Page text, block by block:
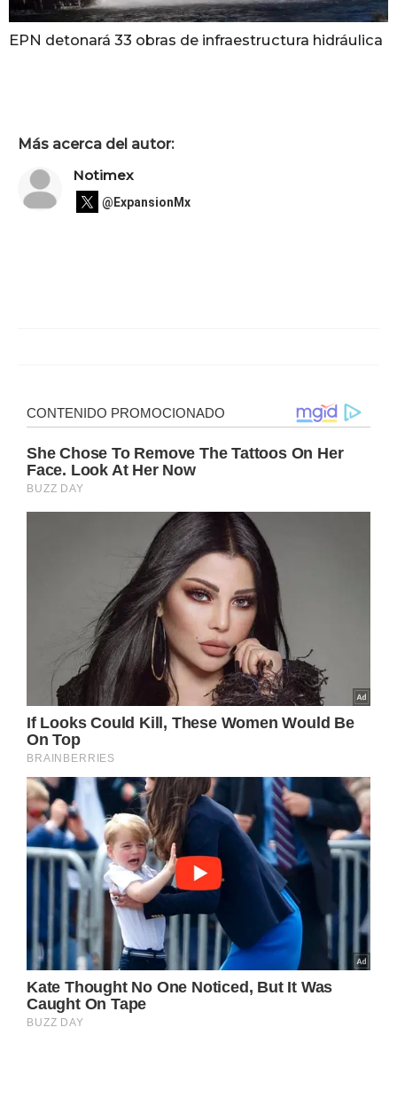
EPN detonará 33 obras de infraestructura hidráulica
Más acerca del autor:
Notimex
@ExpansionMx